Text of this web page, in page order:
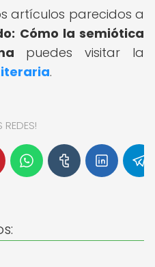
artículos parecidos a
Cómo la semiótica
puedes visitar la
.
REDES!